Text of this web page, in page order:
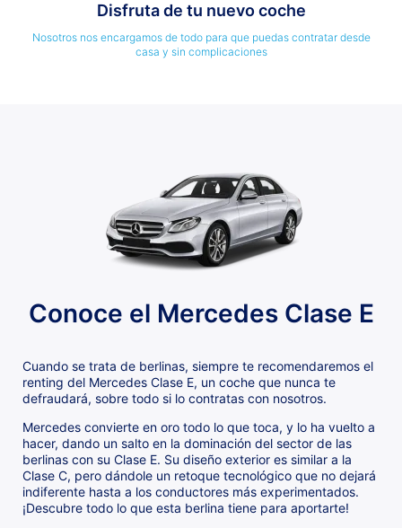
Disfruta de tu nuevo coche
Nosotros nos encargamos de todo para que puedas contratar desde
casa y sin complicaciones
Conoce el Mercedes Clase E
Cuando se trata de berlinas, siempre te recomendaremos el
renting del Mercedes Clase E, un coche que nunca te
defraudará, sobre todo si lo contratas con nosotros.
Mercedes convierte en oro todo lo que toca, y lo ha vuelto a
hacer, dando un salto en la dominación del sector de las
berlinas con su Clase E. Su diseño exterior es similar a la
Clase C, pero dándole un retoque tecnológico que no dejará
indiferente hasta a los conductores más experimentados.
¡Descubre todo lo que esta berlina tiene para aportarte!